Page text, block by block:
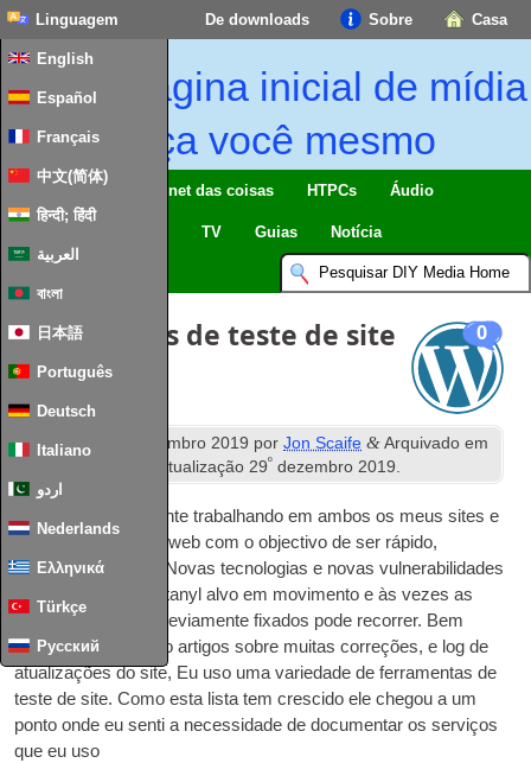
Casa
Sobre
De downloads
Linguagem
English
Español
Français
中文(简体)
हिन्दी; हिंदी
العربية
বাংলা
日本語
Português
Deutsch
Italiano
اردو
Nederlands
Ελληνικά
Türkçe
Русский
Página inicial de mídia
faça você mesmo
Lar inteligente & Internet das coisas HTPCs Áudio
TV Guias Notícia
0
ferramentas de teste de site
Publicados dezembro 2019 porJon Scaife &Arquivado em
. Ultima atualização29º dezembro 2019.
Estou constantemente trabalhando em ambos os meus sites e
meu stack servidor web com o objectivo de ser rápido,
confiável e segura. Novas tecnologias e novas vulnerabilidades
significar uma constanyl alvo em movimento e às vezes as
coisas que foram previamente fixados pode recorrer. Bem
como a manutenção artigos sobre muitas correções, e log de
atualizações do site, Eu uso uma variedade de ferramentas de
teste de site. Como esta lista tem crescido ele chegou a um
ponto onde eu senti a necessidade de documentar os serviços
que eu uso